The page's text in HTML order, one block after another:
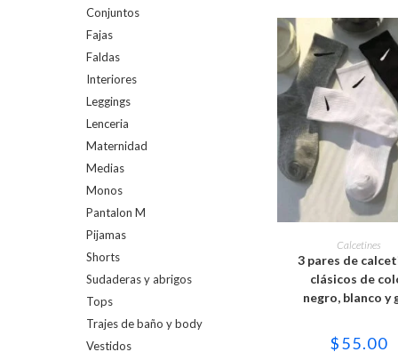
SELECCIONAR
Este
tiene
elegir
en
Calcetines
3 pares de
clásicos de
negro, blanco y
$55.00
Conjuntos
Fajas
Faldas
Interiores
Leggings
Lenceria
Maternidad
Medias
Monos
Pantalon M
Pijamas
Shorts
Sudaderas y abrigos
Tops
Trajes de baño y body
Vestidos